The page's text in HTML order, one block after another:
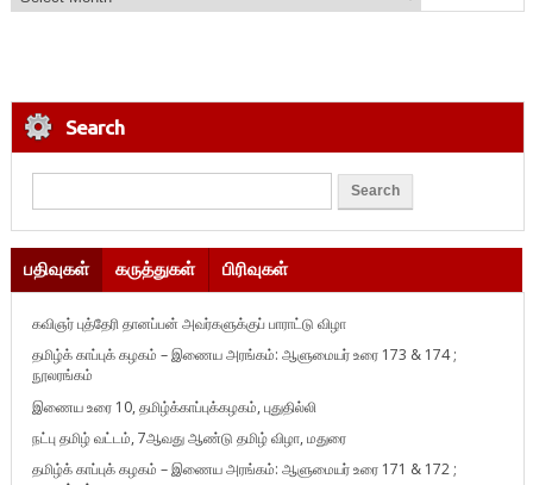
Search
பதிவுகள் கருத்துகள் பிரிவுகள்
கவிஞர் புத்தேரி தானப்பன் அவர்களுக்குப் பாராட்டு விழா
தமிழ்க் காப்புக் கழகம் – இணைய அரங்கம்: ஆளுமையர் உரை 173 & 174 ;
நூலரங்கம்
இணைய உரை 10, தமிழ்க்காப்புக்கழகம், புதுதில்லி
நட்பு தமிழ் வட்டம், 7ஆவது ஆண்டு தமிழ் விழா, மதுரை
தமிழ்க் காப்புக் கழகம் – இணைய அரங்கம்: ஆளுமையர் உரை 171 & 172 ;